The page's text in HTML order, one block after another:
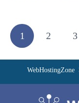
1 2 3
WebHostingZone